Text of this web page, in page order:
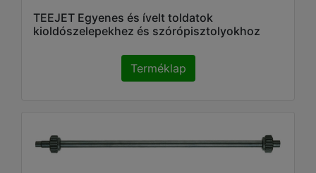
TEEJET Egyenes és ívelt toldatok
kioldószelepekhez és szórópisztolyokhoz
Terméklap